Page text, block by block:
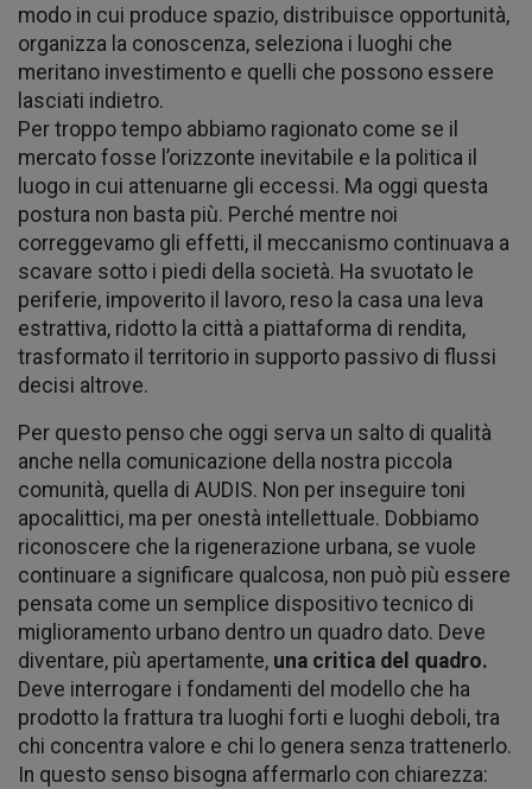
modo in cui produce spazio, distribuisce opportunità,
organizza la conoscenza, seleziona i luoghi che
meritano investimento e quelli che possono essere
lasciati indietro.
Per troppo tempo abbiamo ragionato come se il
mercato fosse l’orizzonte inevitabile e la politica il
luogo in cui attenuarne gli eccessi. Ma oggi questa
postura non basta più. Perché mentre noi
correggevamo gli effetti, il meccanismo continuava a
scavare sotto i piedi della società. Ha svuotato le
periferie, impoverito il lavoro, reso la casa una leva
estrattiva, ridotto la città a piattaforma di rendita,
trasformato il territorio in supporto passivo di flussi
decisi altrove.
Per questo penso che oggi serva un salto di qualità
anche nella comunicazione della nostra piccola
comunità, quella di AUDIS. Non per inseguire toni
apocalittici, ma per onestà intellettuale. Dobbiamo
riconoscere che la rigenerazione urbana, se vuole
continuare a significare qualcosa, non può più essere
pensata come un semplice dispositivo tecnico di
miglioramento urbano dentro un quadro dato. Deve
diventare, più apertamente, una critica del quadro.
Deve interrogare i fondamenti del modello che ha
prodotto la frattura tra luoghi forti e luoghi deboli, tra
chi concentra valore e chi lo genera senza trattenerlo.
In questo senso bisogna affermarlo con chiarezza: